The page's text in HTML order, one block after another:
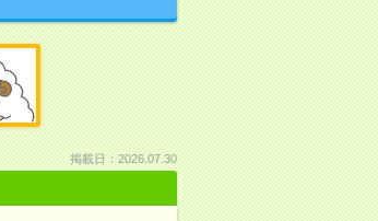
掲載日：2026.07.30